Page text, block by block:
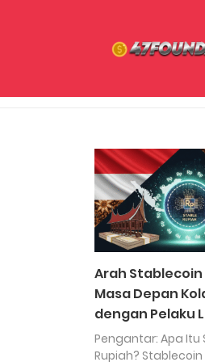
Arah Stablecoin
Masa Depan
dengan Pelaku
Pengantar: Apa Itu
Rupiah? Stablecoin